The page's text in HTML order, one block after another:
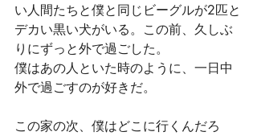
い人間たちと僕と同じビーグルが2匹と
デカい黒い犬がいる。この前、久しぶ
りにずっと外で過ごした。
僕はあの人といた時のように、一日中
外で過ごすのが好きだ。
この家の次、僕はどこに行くんだろ